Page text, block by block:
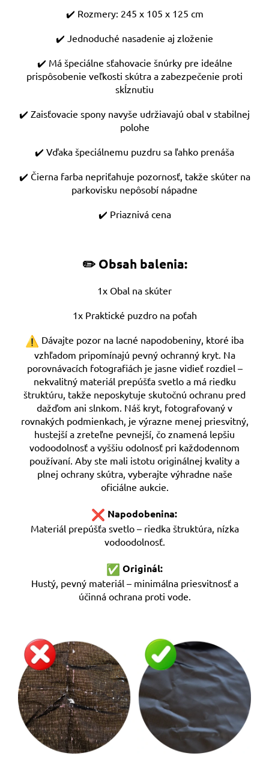
✔️ Rozmery: 245 x 105 x 125 cm
✔️ Jednoduché nasadenie aj zloženie
✔️ Má špeciálne sťahovacie šnúrky pre ideálne
prispôsobenie veľkosti skútra a zabezpečenie proti
skĺznutiu
✔️ Zaisťovacie spony navyše udržiavajú obal v stabilnej
polohe
✔️ Vďaka špeciálnemu puzdru sa ľahko prenáša
✔️ Čierna farba nepriťahuje pozornosť, takže skúter na
parkovisku nepôsobí nápadne
✔️ Priaznivá cena
✏️ Obsah balenia:
1x Obal na skúter
1x Praktické puzdro na poťah
Dávajte pozor na lacné napodobeniny, ktoré iba
vzhľadom pripomínajú pevný ochranný kryt. Na
porovnávacích fotografiách je jasne vidieť rozdiel –
nekvalitný materiál prepúšťa svetlo a má riedku
štruktúru, takže neposkytuje skutočnú ochranu pred
dažďom ani slnkom. Náš kryt, fotografovaný v
rovnakých podmienkach, je výrazne menej priesvitný,
hustejší a zreteľne pevnejší, čo znamená lepšiu
vodoodolnosť a vyššiu odolnosť pri každodennom
používaní. Aby ste mali istotu originálnej kvality a
plnej ochrany skútra, vyberajte výhradne naše
oficiálne aukcie.
Napodobenina:
Materiál prepúšťa svetlo – riedka štruktúra, nízka
vodoodolnosť.
Originál:
Hustý, pevný materiál – minimálna priesvitnosť a
účinná ochrana proti vode.